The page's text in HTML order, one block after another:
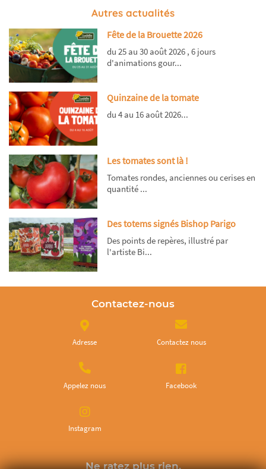
Autres actualités
Fête de la Brouette 2026
du 25 au 30 août 2026 , 6 jours
d'animations gour...
Quinzaine de la tomate
du 4 au 16 août 2026...
Les tomates sont là !
Tomates rondes, anciennes ou cerises en
quantité ...
Des totems signés Bishop Parigo
Des points de repères, illustré par
l'artiste Bi...
Contactez-nous
Adresse Contactez nous
Appelez nous Facebook
Instagram
Ne ratez plus rien,